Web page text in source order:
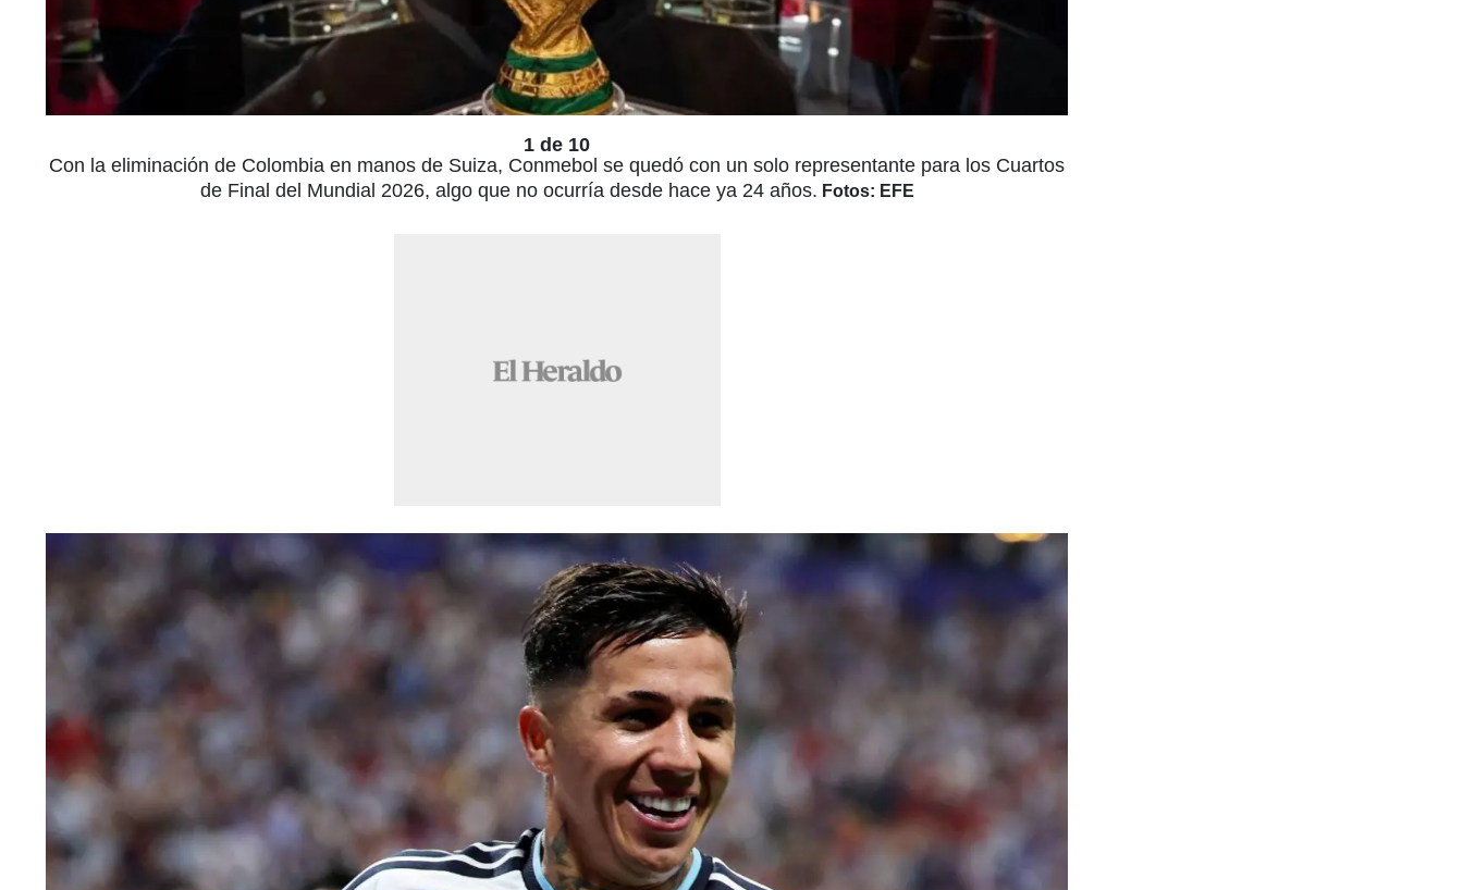
1 de 10
Con la eliminación de Colombia en manos de Suiza, Conmebol se quedó con un solo representante para los Cuartos
de Final del Mundial 2026, algo que no ocurría desde hace ya 24 años. Fotos: EFE